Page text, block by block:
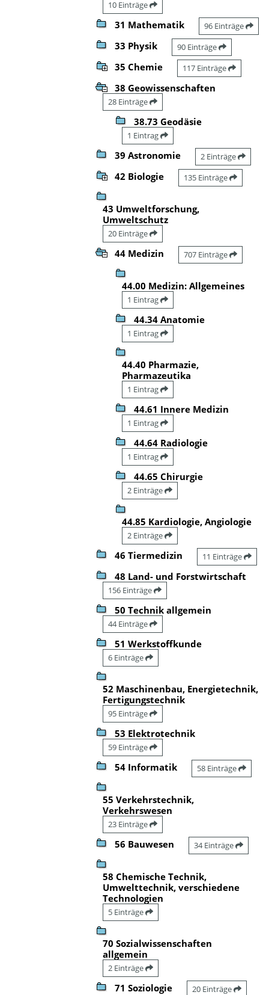
10 Einträge
31 Mathematik 96 Einträge
33 Physik 90 Einträge
35 Chemie 117 Einträge
38 Geowissenschaften
28 Einträge
38.73 Geodäsie
1 Eintrag
39 Astronomie 2 Einträge
42 Biologie 135 Einträge
43 Umweltforschung,
Umweltschutz
20 Einträge
44 Medizin 707 Einträge
44.00 Medizin: Allgemeines
1 Eintrag
44.34 Anatomie
1 Eintrag
44.40 Pharmazie,
Pharmazeutika
1 Eintrag
44.61 Innere Medizin
1 Eintrag
44.64 Radiologie
1 Eintrag
44.65 Chirurgie
2 Einträge
44.85 Kardiologie, Angiologie
2 Einträge
46 Tiermedizin 11 Einträge
48 Land- und Forstwirtschaft
156 Einträge
50 Technik allgemein
44 Einträge
51 Werkstoffkunde
6 Einträge
52 Maschinenbau, Energietechnik,
Fertigungstechnik
95 Einträge
53 Elektrotechnik
59 Einträge
54 Informatik 58 Einträge
55 Verkehrstechnik,
Verkehrswesen
23 Einträge
56 Bauwesen 34 Einträge
58 Chemische Technik,
Umwelttechnik, verschiedene
Technologien
5 Einträge
70 Sozialwissenschaften
allgemein
2 Einträge
71 Soziologie 20 Einträge